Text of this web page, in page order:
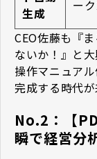
生成
ー
CEO佐藤も『
ないか！』と
操作マニュア
完成する時代
No.2：【
瞬で経営分